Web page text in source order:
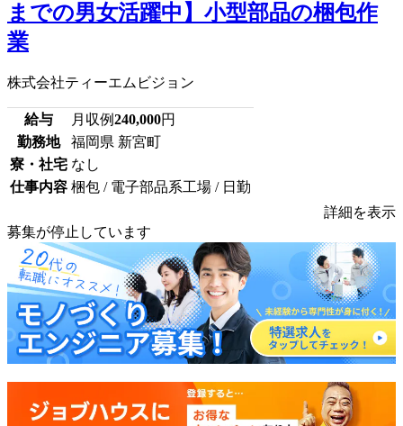
までの男女活躍中】小型部品の梱包作
業
株式会社ティーエムビジョン
給与 月収例240,000円
勤務地
福岡県 新宮町
寮・社宅 なし
仕事内容 梱包 / 電子部品系工場 / 日勤
詳細を表示
募集が停止しています